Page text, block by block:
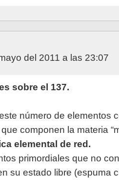
del 2011 a las 23:07
sobre el 137.
número de elementos
componen la materia
elemental de red.
primordiales que no
su estado libre (espuma